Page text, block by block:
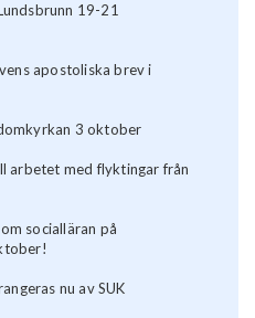
19-21
apostoliska brev i
3 oktober
arbetet med flyktingar från
socialläran på
nu av SUK